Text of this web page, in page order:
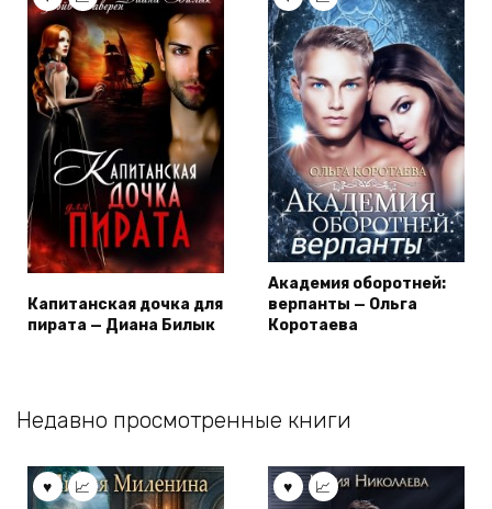
Капитанская дочка для
пирата — Диана Билык
Академия оборотней:
верпанты — Ольга
Коротаева
Недавно просмотренные книги